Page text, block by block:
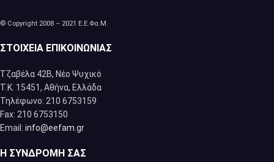
© Copyright 2008 – 2021 Ε.Ε.Φα.Μ.
ΣΤΟΙΧΕΊΑ ΕΠΙΚΟΙΝΩΝΊΑΣ
Τζαβέλα 42Β, Νέο Ψυχικό
Τ.Κ. 15451, Αθήνα, Eλλάδα
Τηλέφωνο: 210 6753159
Fax: 210 6753150
Email: info@eefam.gr
Η ΣΥΝΔΡΟΜΉ ΣΑΣ